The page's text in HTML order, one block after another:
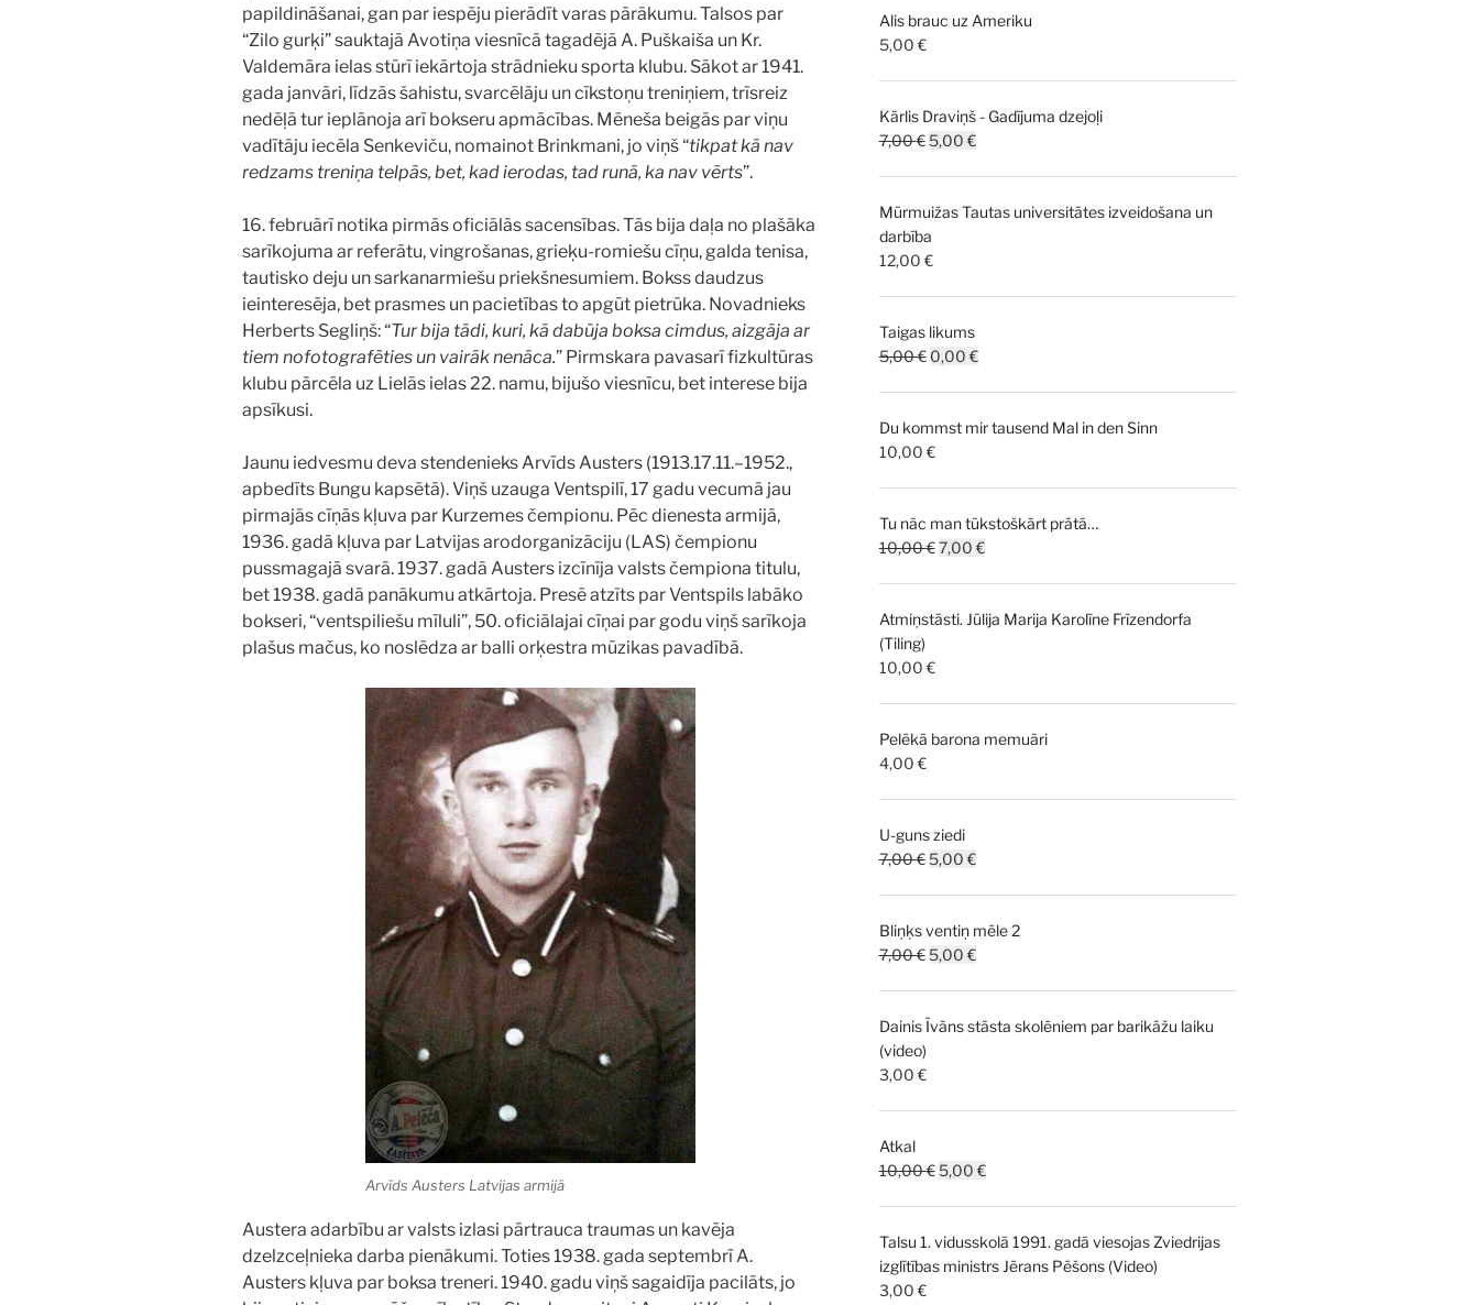
papildināšanai, gan par iespēju pierādīt varas pārākumu. Talsos par
“Zilo gurķi” sauktajā Avotiņa viesnīcā tagadējā A. Puškaiša un Kr.
Valdemāra ielas stūrī iekārtoja strādnieku sporta klubu. Sākot ar 1941.
gada janvāri, līdzās šahistu, svarcēlāju un cīkstoņu treniņiem, trīsreiz
nedēļā tur ieplānoja arī bokseru apmācības. Mēneša beigās par viņu
vadītāju iecēla Senkeviču, nomainot Brinkmani, jo viņš “tikpat kā nav
redzams treniņa telpās, bet, kad ierodas, tad runā, ka nav vērts”.
16. februārī notika pirmās oficiālās sacensības. Tās bija daļa no plašāka
sarīkojuma ar referātu, vingrošanas, grieķu-romiešu cīņu, galda tenisa,
tautisko deju un sarkanarmiešu priekšnesumiem. Bokss daudzus
ieinteresēja, bet prasmes un pacietības to apgūt pietrūka. Novadnieks
Herberts Segliņš: “Tur bija tādi, kuri, kā dabūja boksa cimdus, aizgāja ar
tiem nofotografēties un vairāk nenāca.” Pirmskara pavasarī fizkultūras
klubu pārcēla uz Lielās ielas 22. namu, bijušo viesnīcu, bet interese bija
apsīkusi.
Jaunu iedvesmu deva stendenieks Arvīds Austers (1913.17.11.–1952.,
apbedīts Bungu kapsētā). Viņš uzauga Ventspilī, 17 gadu vecumā jau
pirmajās cīņās kļuva par Kurzemes čempionu. Pēc dienesta armijā,
1936. gadā kļuva par Latvijas arodorganizāciju (LAS) čempionu
pussmagajā svarā. 1937. gadā Austers izcīnīja valsts čempiona titulu,
bet 1938. gadā panākumu atkārtoja. Presē atzīts par Ventspils labāko
bokseri, “ventspiliešu mīluli”, 50. oficiālajai cīņai par godu viņš sarīkoja
plašus mačus, ko noslēdza ar balli orķestra mūzikas pavadībā.
Arvīds Austers Latvijas armijā
Austera adarbību ar valsts izlasi pārtrauca traumas un kavēja
dzelzceļnieka darba pienākumi. Toties 1938. gada septembrī A.
Austers kļuva par boksa treneri. 1940. gadu viņš sagaidīja pacilāts, jo
Alis brauc uz Ameriku
5,00€
Kārlis Draviņš - Gadījuma dzejoļi
7,00€ Original
7,00 €.
5,00 €Current
5,00 €.
Mūrmuižas Tautas universitātes izveidošana un
darbība
12,00€
Taigas likums
5,00€ Original
5,00 €.
0,00 €Current
0,00 €.
Du kommst mir tausend Mal in den Sinn
10,00€
Tu nāc man tūkstoškārt prātā…
10,00€ Original
10,00 €.
7,00 €Current
7,00 €.
Atmiņstāsti. Jūlija Marija Karolīne Frīzendorfa
(Tiling)
10,00€
Pelēkā barona memuāri
4,00€
U-guns ziedi
7,00€ Original
7,00 €.
5,00 €Current
5,00 €.
Bliņķs ventiņ mēle 2
7,00€ Original
7,00 €.
5,00 €Current
5,00 €.
Dainis Īvāns stāsta skolēniem par barikāžu laiku
(video)
3,00€
Atkal
10,00€ Original
10,00 €.
5,00 €Current
5,00 €.
Talsu 1. vidusskolā 1991. gadā viesojas Zviedrijas
izglītības ministrs Jērans Pēšons (Video)
3,00€